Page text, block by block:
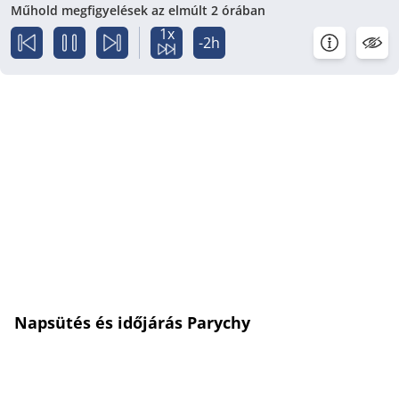
Műhold megfigyelések az elmúlt 2 órában
1x -2h
Napsütés és időjárás Parychy